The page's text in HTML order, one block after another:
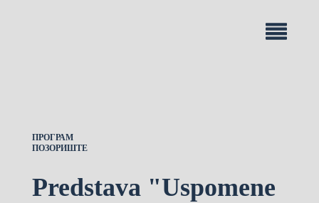
ПРОГРАМ
ПОЗОРИШТЕ
Predstava "Uspomene